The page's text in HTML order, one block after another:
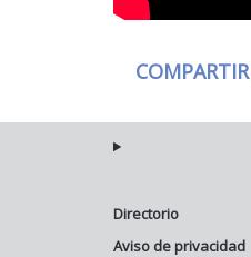
COMPARTIR
Directorio
Aviso de privacidad